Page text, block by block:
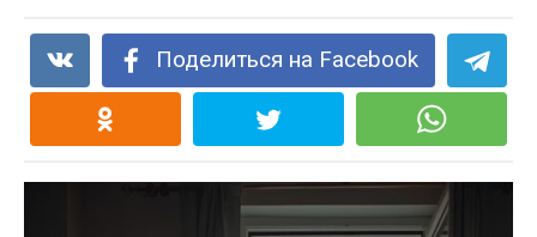
Поделиться на Facebook